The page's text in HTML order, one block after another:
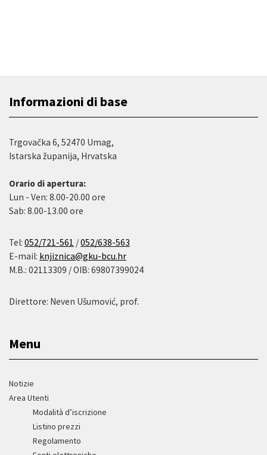
Informazioni di base
Trgovačka 6, 52470 Umag,
Istarska županija, Hrvatska
Orario di apertura:
Lun - Ven: 8.00-20.00 ore
Sab: 8.00-13.00 ore
Tel: 052/721-561 /052/638-563
E-mail: knjiznica@gku-bcu.hr
M.B.: 02113309 / OIB: 69807399024
Direttore: Neven Ušumović, prof.
Menu
Notizie
Area Utenti
Modalità d’iscrizione
Listino prezzi
Regolamento